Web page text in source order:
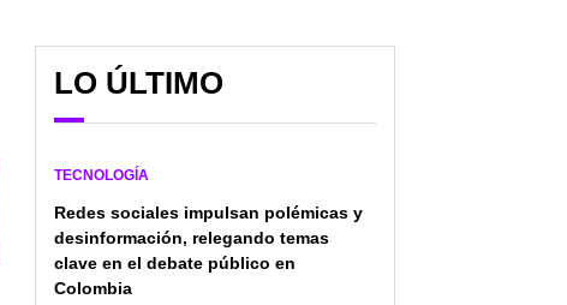
'App' de citas advierte
sobre riesgo latente en
plataformas: "El
movimiento seguro es
bloquear”
LO ÚLTIMO
TECNOLOGÍA
Redes sociales impulsan polémicas y
desinformación, relegando temas
clave en el debate público en
Colombia